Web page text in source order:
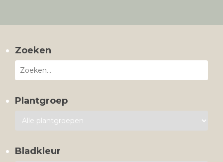
Zoeken
Plantgroep
Bladkleur